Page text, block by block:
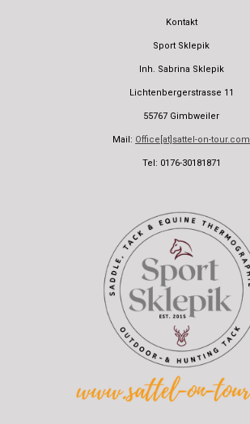
Kontakt
Sport Sklepik
Inh. Sabrina Sklepik
Lichtenbergerstrasse 11
55767 Gimbweiler
Mail: Office[at]sattel-on-tour.com
Tel: 0176-30181871